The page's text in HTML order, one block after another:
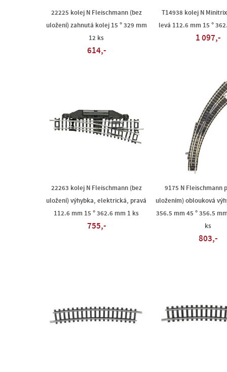
22225 kolej N Fleischmann (bez
uložení) zahnutá kolej 15 ° 329 mm
12 ks
614,-
T14938 kolej N
levá 112.6 mm 15 °
1 097,-
22263 kolej N Fleischmann (bez
uložení) výhybka, elektrická, pravá
112.6 mm 15 ° 362.6 mm 1 ks
755,-
9175 N Fleischmann
uložením) oblouková
356.5 mm 45 ° 356.5
ks
803,-